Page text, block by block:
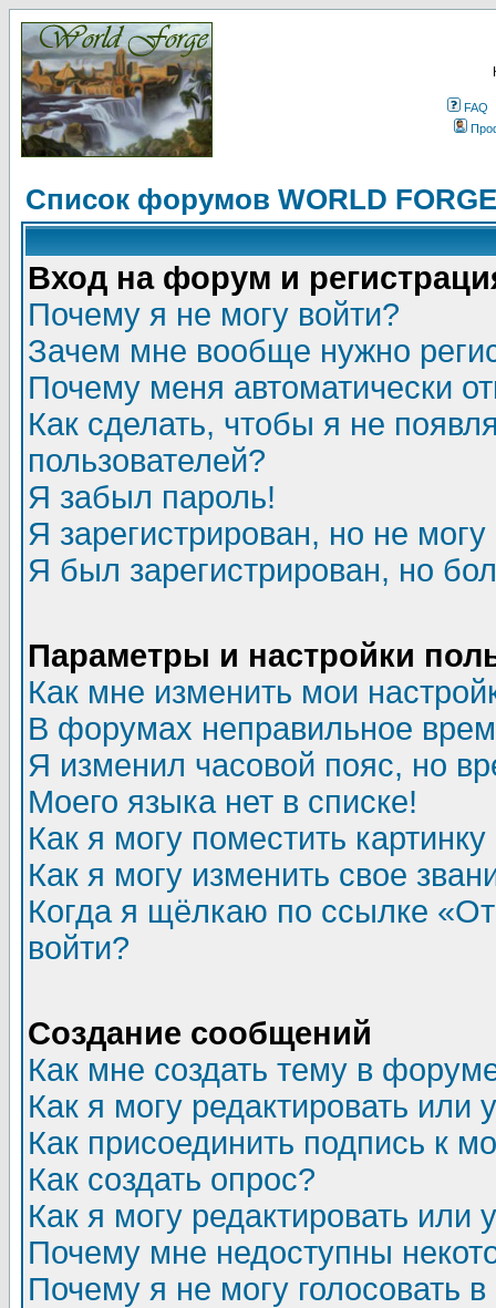
FAQ
Список форумов WORLD FORGE
Вход на форум и
Почему я не могу войти?
Зачем мне вообще нужно
Почему меня автоматически
Как сделать, чтобы я не
пользователей?
Я забыл пароль!
Я зарегистрирован, но не могу
Я был зарегистрирован, но
Параметры и настройки
Как мне изменить мои
В форумах неправильное
Я изменил часовой пояс, но
Моего языка нет в списке!
Как я могу поместить
Как я могу изменить свое
Когда я щёлкаю по ссылке
войти?
Создание сообщений
Как мне создать тему в
Как я могу редактировать или
Как присоединить подпись к
Как создать опрос?
Как я могу редактировать или
Почему мне недоступны
Почему я не могу голосовать